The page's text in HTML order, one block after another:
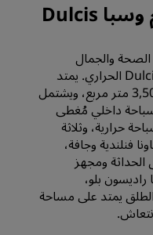
دلل نفسك في حمام وسبا Dulcis
والجمال
المجددة للحيوية في حمام وسبا Dulcis الحراري. يمتد
هذا السبا الحديث على مساحة 3,500 متر مربع، ويشتمل
سباحة داخلي مُغطى
حرارية، وثلاثة
فنلندية وجافة،
الحداثة ومجهز
بلو،
يمتد على مساحة